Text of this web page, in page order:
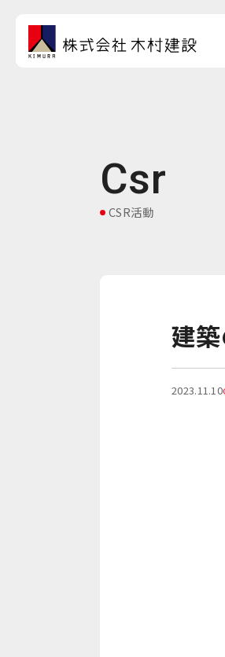
Csr
CSR活動
建
2023.11.10